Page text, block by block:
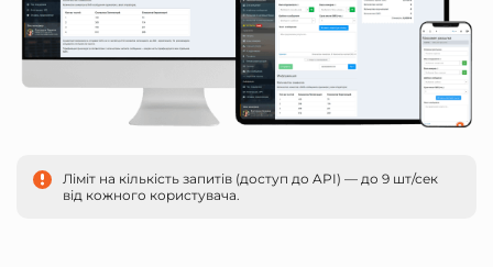
Ліміт на кількість запитів (доступ до API) — до 9 шт/сек
від кожного користувача.